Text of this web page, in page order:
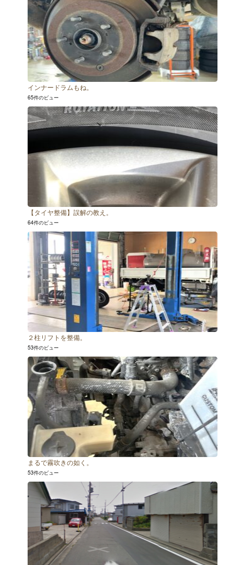
インナードラムもね。
65件のビュー
【タイヤ整備】誤解の教え。
64件のビュー
２柱リフトを整備。
53件のビュー
まるで霧吹きの如く。
53件のビュー